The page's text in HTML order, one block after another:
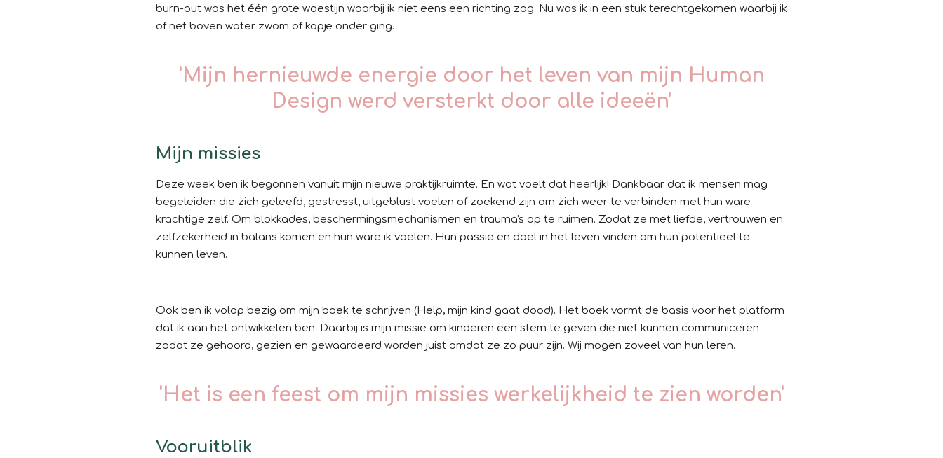
burn-out was het één grote woestijn waarbij ik niet eens een richting zag. Nu was ik in een stuk terechtgekomen waarbij ik
of net boven water zwom of kopje onder ging.
'Mijn hernieuwde energie door het leven van mijn Human
Design werd versterkt door alle ideeën'
Mijn missies
Deze week ben ik begonnen vanuit mijn nieuwe praktijkruimte. En wat voelt dat heerlijk! Dankbaar dat ik mensen mag
begeleiden die zich geleefd, gestresst, uitgeblust voelen of zoekend zijn om zich weer te verbinden met hun ware
krachtige zelf. Om blokkades, beschermingsmechanismen en trauma's op te ruimen. Zodat ze met liefde, vertrouwen en
zelfzekerheid in balans komen en hun ware ik voelen. Hun passie en doel in het leven vinden om hun potentieel te
kunnen leven.
Ook ben ik volop bezig om mijn boek te schrijven (Help, mijn kind gaat dood). Het boek vormt de basis voor het platform
dat ik aan het ontwikkelen ben. Daarbij is mijn missie om kinderen een stem te geven die niet kunnen communiceren
zodat ze gehoord, gezien en gewaardeerd worden juist omdat ze zo puur zijn. Wij mogen zoveel van hun leren.
'Het is een feest om mijn missies werkelijkheid te zien worden'
Vooruitblik